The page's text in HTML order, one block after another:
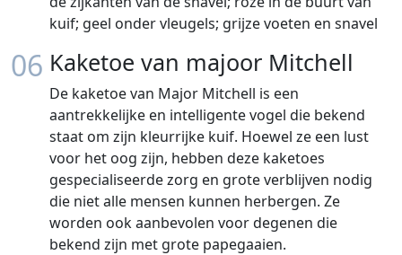
kuif; geel onder vleugels; grijze voeten en snavel
06 Kaketoe van majoor Mitchell
De kaketoe van Major Mitchell is een
aantrekkelijke en intelligente vogel die bekend
staat om zijn kleurrijke kuif. Hoewel ze een lust
voor het oog zijn, hebben deze kaketoes
gespecialiseerde zorg en grote verblijven nodig
die niet alle mensen kunnen herbergen. Ze
worden ook aanbevolen voor degenen die
bekend zijn met grote papegaaien.